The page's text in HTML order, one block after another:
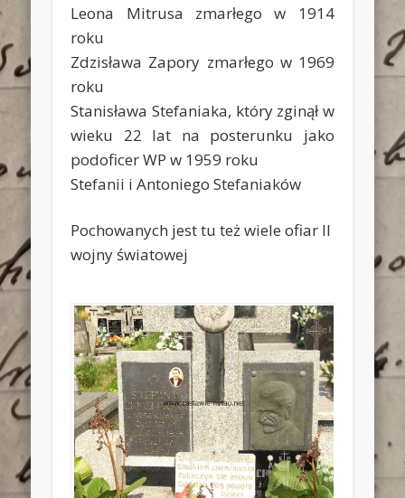
Leona Mitrusa zmarłego w 1914
roku
Zdzisława Zapory zmarłego w 1969
roku
Stanisława Stefaniaka, który zginął w
wieku 22 lat na posterunku jako
podoficer WP w 1959 roku
Stefanii i Antoniego Stefaniaków
Pochowanych jest tu też wiele ofiar II
wojny światowej